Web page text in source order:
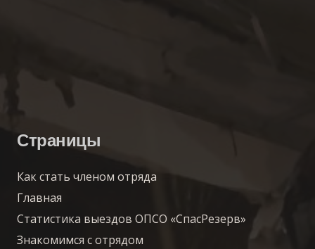
Страницы
Как стать членом отряда
Главная
Статистика выездов ОПСО «СпасРезерв»
Знакомимся с отрядом